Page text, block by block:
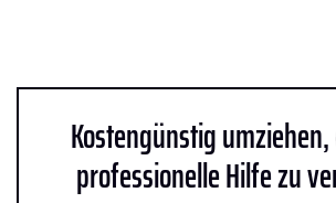
Kostengünstig
professionelle Hilfe zu